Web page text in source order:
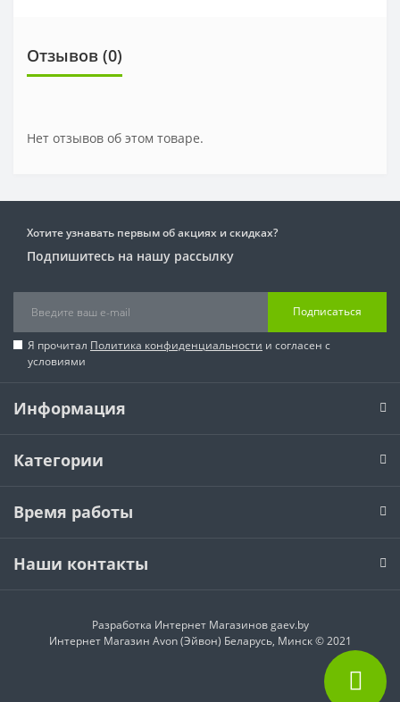
Отзывов (0)
Нет отзывов об этом товаре.
Хотите узнавать первым об акциях и скидках?
Подпишитесь на нашу рассылку
Подписаться
Я прочитал Политика конфиденциальности и согласен с
условиями
Информация
Категории
Время работы
Наши контакты
Разработка Интернет Магазиновgaev.by
Интернет Магазин Avon (Эйвон) Беларусь, Минск © 2021